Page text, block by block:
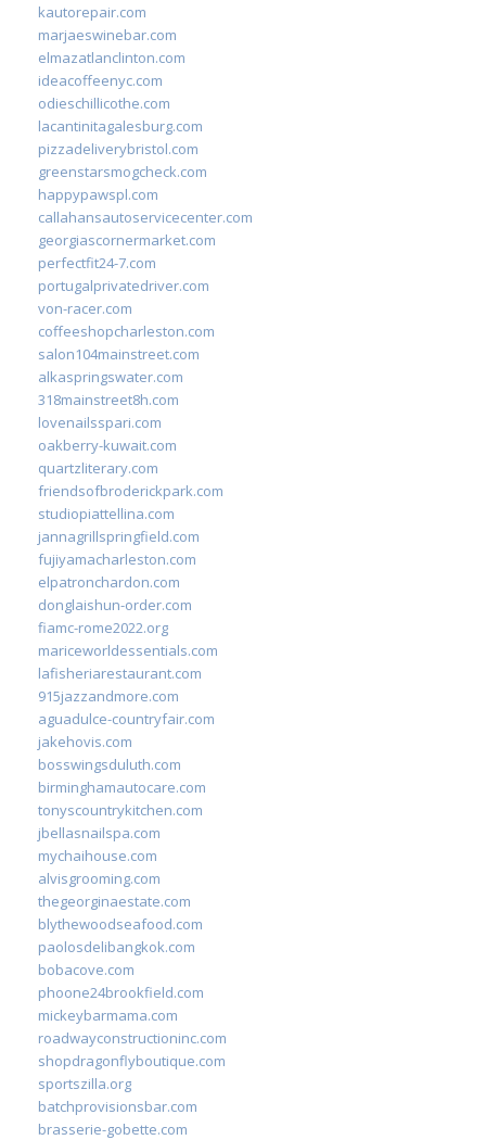
kautorepair.com
marjaeswinebar.com
elmazatlanclinton.com
ideacoffeenyc.com
odieschillicothe.com
lacantinitagalesburg.com
pizzadeliverybristol.com
greenstarsmogcheck.com
happypawspl.com
callahansautoservicecenter.com
georgiascornermarket.com
perfectfit24-7.com
portugalprivatedriver.com
von-racer.com
coffeeshopcharleston.com
salon104mainstreet.com
alkaspringswater.com
318mainstreet8h.com
lovenailsspari.com
oakberry-kuwait.com
quartzliterary.com
friendsofbroderickpark.com
studiopiattellina.com
jannagrillspringfield.com
fujiyamacharleston.com
elpatronchardon.com
donglaishun-order.com
fiamc-rome2022.org
mariceworldessentials.com
lafisheriarestaurant.com
915jazzandmore.com
aguadulce-countryfair.com
jakehovis.com
bosswingsduluth.com
birminghamautocare.com
tonyscountrykitchen.com
jbellasnailspa.com
mychaihouse.com
alvisgrooming.com
thegeorginaestate.com
blythewoodseafood.com
paolosdelibangkok.com
bobacove.com
phoone24brookfield.com
mickeybarmama.com
roadwayconstructioninc.com
shopdragonflyboutique.com
sportszilla.org
batchprovisionsbar.com
brasserie-gobette.com